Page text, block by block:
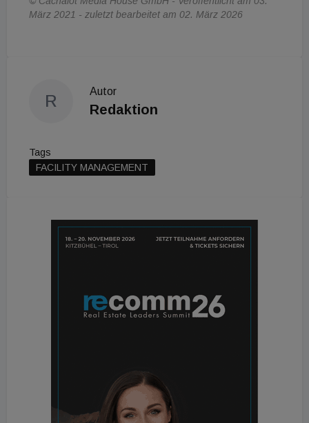
März 2021 - zuletzt bearbeitet am 02. März 2026
R
Autor
Redaktion
Tags
FACILITY MANAGEMENT